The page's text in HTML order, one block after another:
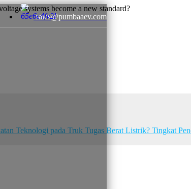
sales@pumbaaev.com
Teknologi pada Truk Tugas Berat Listrik? Tingkat